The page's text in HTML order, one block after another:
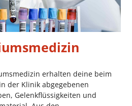
erhalten deine beim
der Klinik abgegebenen
Gelenkflüssigkeiten und